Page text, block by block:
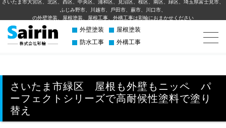
さいたま市大宮区、北区、西区、中央区、浦和区、見沼区、桜区、南区、緑区、埼玉県富士見市、
ふじみ野市、川越市、⼾⽥市、蕨市、川⼝市、
の外壁塗装、屋根塗装、屋根工事、外構⼯事は彩輪におまかせください
外壁塗装
屋根塗装
防水工事
外構工事
さいたま市緑区 屋根も外壁もニッペ パ
ーフェクトシリーズで高耐候性塗料で塗り
替え